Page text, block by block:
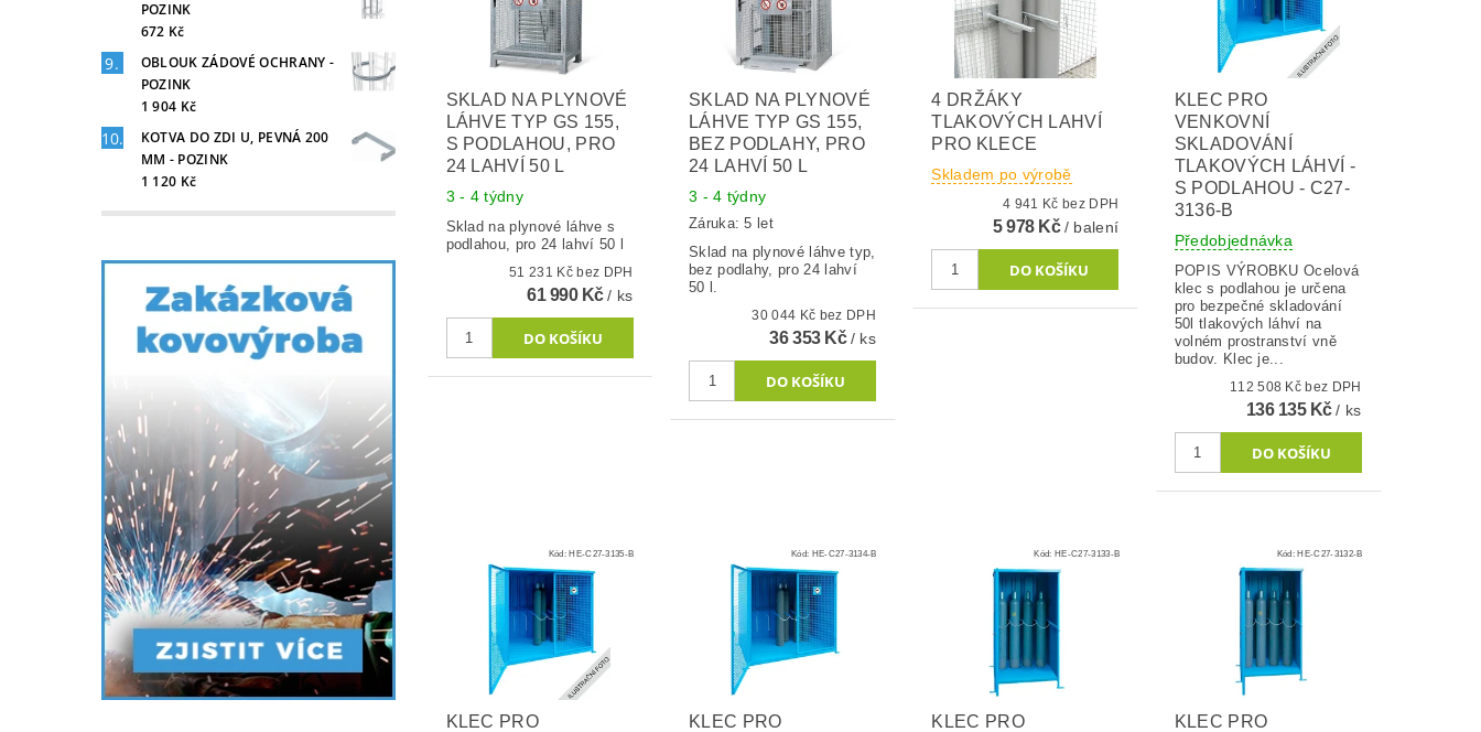
POZINK
672 Kč
OBLOUK ZÁDOVÉ OCHRANY -
POZINK
1 904 Kč
KOTVA DO ZDI U, PEVNÁ 200
MM - POZINK
1 120 Kč
SKLAD NA PLYNOVÉ
LÁHVE TYP GS 155,
S PODLAHOU, PRO
24 LAHVÍ 50 L
3 - 4 týdny
Sklad na plynové láhve s
podlahou, pro 24 lahví 50 l
51 231 Kč bez DPH
61 990 Kč/ ks
SKLAD NA PLYNOVÉ
LÁHVE TYP GS 155,
BEZ PODLAHY, PRO
24 LAHVÍ 50 L
3 - 4 týdny
Záruka: 5 let
Sklad na plynové láhve typ,
bez podlahy, pro 24 lahví
50 l.
30 044 Kč bez DPH
36 353 Kč/ ks
4 DRŽÁKY
TLAKOVÝCH LAHVÍ
PRO KLECE
Skladem po výrobě
4 941 Kč bez DPH
5 978 Kč/ balení
KLEC PRO
VENKOVNÍ
SKLADOVÁNÍ
TLAKOVÝCH LÁHVÍ -
S PODLAHOU - C27-
3136-B
Předobjednávka
POPIS VÝROBKU Ocelová
klec s podlahou je určena
pro bezpečné skladování
50l tlakových láhví na
volném prostranství vně
budov. Klec je...
112 508 Kč bez DPH
136 135 Kč/ ks
Kód:HE-C27-3135-B
KLEC PRO
Kód: HE-C27-3134-B
KLEC PRO
Kód: HE-C27-3133-B
KLEC PRO
Kód:HE-C27-3132-B
KLEC PRO